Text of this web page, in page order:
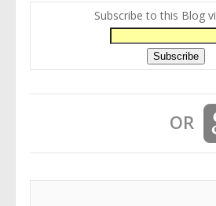
Subscribe to this Blog
OR